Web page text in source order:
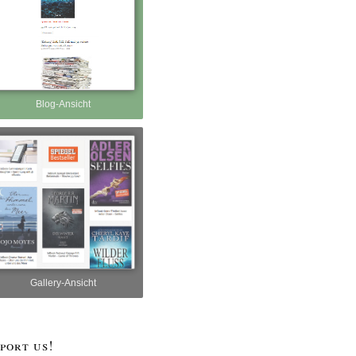
Blog-Ansicht
Gallery-Ansicht
us!